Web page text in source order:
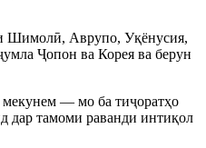
Шимолӣ, Аврупо, Уқёнусия,
Ҷопон ва Корея ва берун
— мо ба тиҷоратҳо
дар тамоми раванди интиқол